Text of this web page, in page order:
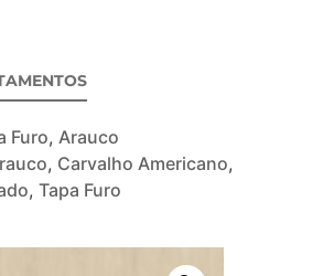
Furo, Arauco
, Carvalho Americano,
, Tapa Furo